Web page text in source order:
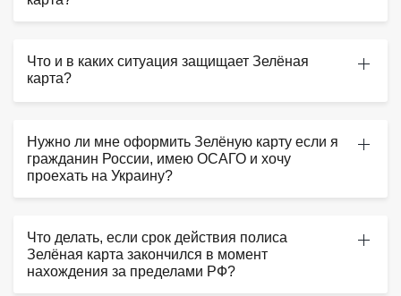
Что и в каких ситуация защищает Зелёная
карта?
Нужно ли мне оформить Зелёную карту если я
гражданин России, имею ОСАГО и хочу
проехать на Украину?
Что делать, если срок действия полиса
Зелёная карта закончился в момент
нахождения за пределами РФ?